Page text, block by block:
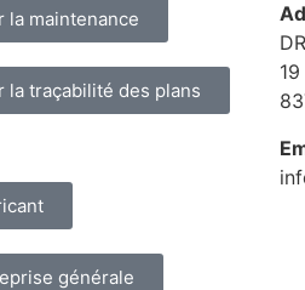
la maintenance
la traçabilité des plans
générale